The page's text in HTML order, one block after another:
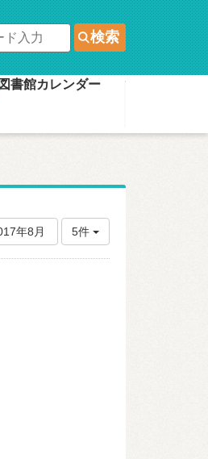
検索
図書館カレンダー
年8月 5件